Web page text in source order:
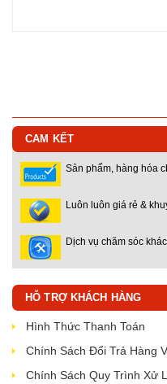
CAM KẾT
Sản phẩm, hàng hóa
Luôn luôn giá rẻ &
Dịch vụ chăm sóc
HỖ TRỢ KHÁCH HÀNG
Hình Thức Thanh Toán
Chính Sách Đổi Trả Hàng
Chính Sách Quy Trình Xử